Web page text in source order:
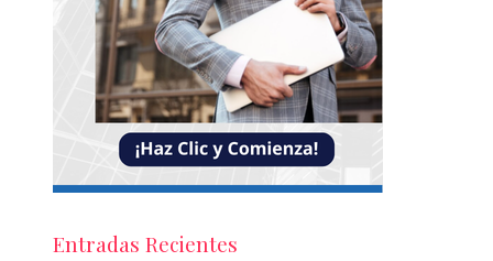
Entradas Recientes